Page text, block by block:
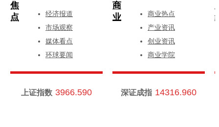
焦
点
经济报道
市场观察
媒体看点
环球要闻
商
业
商业热点
产业资讯
创业资讯
商业学院
上证指数 3966.590 深证成指 14316.960